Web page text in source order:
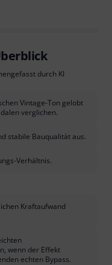
durch KI
Vintage-Ton gelobt
verglichen.
stabile Bauqualität aus.
Verhältnis.
Kraftaufwand
wenn der Effekt
echten Bypass.